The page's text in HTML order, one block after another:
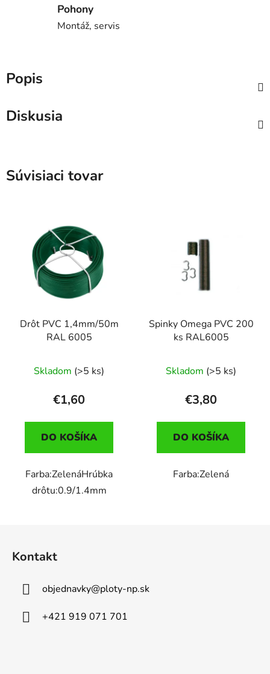
Pohony
Montáž, servis
Popis
Diskusia
Súvisiaci tovar
Drôt PVC 1,4mm/50m
RAL 6005
Skladom (>5 ks)
€1,60
DO KOŠÍKA
Farba:ZelenáHrúbka
drôtu:0.9/1.4mm
Spinky Omega PVC 200
ks RAL6005
Skladom (>5 ks)
€3,80
DO KOŠÍKA
Farba:Zelená
Kontakt
objednavky@ploty-np.sk
+421 919 071 701